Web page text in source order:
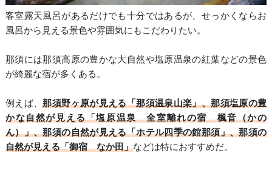
客室露天風呂があるだけでも十分ではあるが、せっかくならお
風呂から見える景色や雰囲気にもこだわりたい。
那須には那須高原の豊かな大自然や塩原温泉の紅葉などの景色
が綺麗な宿が多くある。
例えば、那須野ヶ原が見える「那須温泉山楽」、那須塩原の豊
かな自然が見える「塩原温泉 全室離れの宿 楓音（かの
ん）」、那須の自然が見える「ホテル四季の館那須」、那須の
自然が見える「御宿 なか田」などは特におすすめだ。